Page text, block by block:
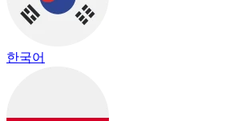
한국어